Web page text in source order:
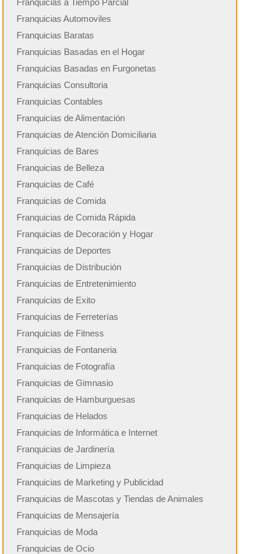
Franquicias Automoviles
Franquicias Baratas
Franquicias Basadas en el Hogar
Franquicias Basadas en Furgonetas
Franquicias Consultoria
Franquicias Contables
Franquicias de Alimentación
Franquicias de Atención Domiciliaria
Franquicias de Bares
Franquicias de Belleza
Franquicias de Café
Franquicias de Comida
Franquicias de Comida Rápida
Franquicias de Decoración y Hogar
Franquicias de Deportes
Franquicias de Distribución
Franquicias de Entretenimiento
Franquicias de Exito
Franquicias de Ferreterías
Franquicias de Fitness
Franquicias de Fontaneria
Franquicias de Fotografía
Franquicias de Gimnasio
Franquicias de Hamburguesas
Franquicias de Helados
Franquicias de Informática e Internet
Franquicias de Jardinería
Franquicias de Limpieza
Franquicias de Marketing y Publicidad
Franquicias de Mascotas y Tiendas de Animales
Franquicias de Mensajería
Franquicias de Moda
Franquicias de Ocio